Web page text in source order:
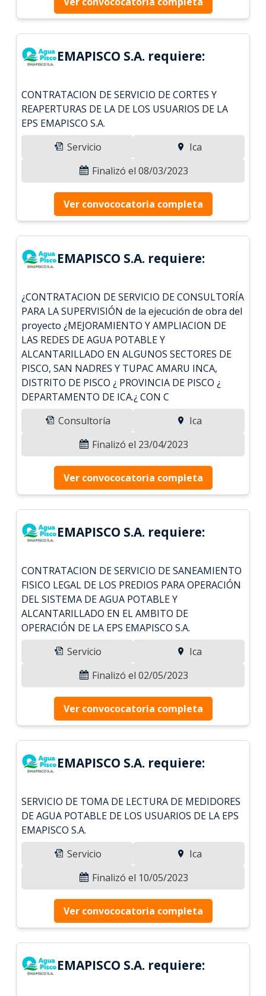
EMAPISCO S.A. requiere:
CONTRATACION DE SERVICIO DE CORTES Y
REAPERTURAS DE LA DE LOS USUARIOS DE LA
EPS EMAPISCO S.A.
Servicio
Ica
Finalizó el 08/03/2023
Ver convococatoria completa
EMAPISCO S.A. requiere:
¿CONTRATACION DE SERVICIO DE CONSULTORÍA
PARA LA SUPERVISIÓN de la ejecución de obra del
proyecto ¿MEJORAMIENTO Y AMPLIACION DE
LAS REDES DE AGUA POTABLE Y
ALCANTARILLADO EN ALGUNOS SECTORES DE
PISCO, SAN NADRES Y TUPAC AMARU INCA,
DISTRITO DE PISCO ¿ PROVINCIA DE PISCO ¿
DEPARTAMENTO DE ICA.¿ CON C
Consultoría
Ica
Finalizó el 23/04/2023
Ver convococatoria completa
EMAPISCO S.A. requiere:
CONTRATACION DE SERVICIO DE SANEAMIENTO
FISICO LEGAL DE LOS PREDIOS PARA OPERACIÓN
DEL SISTEMA DE AGUA POTABLE Y
ALCANTARILLADO EN EL AMBITO DE
OPERACIÓN DE LA EPS EMAPISCO S.A.
Servicio
Ica
Finalizó el 02/05/2023
Ver convococatoria completa
EMAPISCO S.A. requiere:
SERVICIO DE TOMA DE LECTURA DE MEDIDORES
DE AGUA POTABLE DE LOS USUARIOS DE LA EPS
EMAPISCO S.A.
Servicio
Ica
Finalizó el 10/05/2023
Ver convococatoria completa
EMAPISCO S.A. requiere: